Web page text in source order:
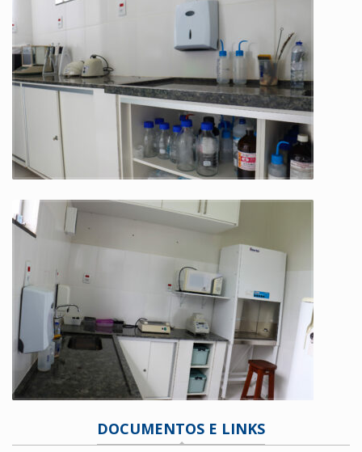
DOCUMENTOS E LINKS